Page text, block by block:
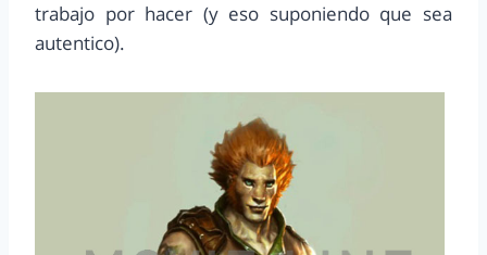
trabajo por hacer (y eso suponiendo que sea
autentico).